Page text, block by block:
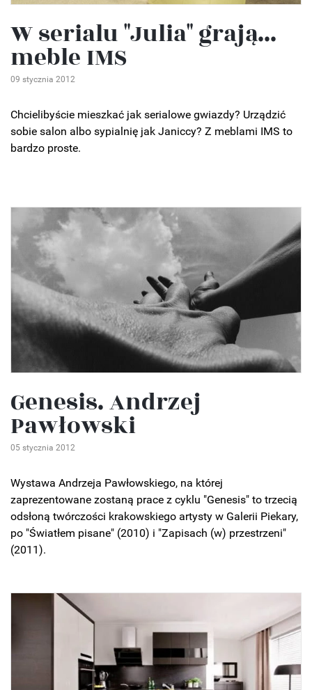
W serialu "Julia" grają...
meble IMS
09 stycznia 2012
Chcielibyście mieszkać jak serialowe gwiazdy? Urządzić
sobie salon albo sypialnię jak Janiccy? Z meblami IMS to
bardzo proste.
Genesis. Andrzej
Pawłowski
05 stycznia 2012
Wystawa Andrzeja Pawłowskiego, na której
zaprezentowane zostaną prace z cyklu "Genesis" to trzecią
odsłoną twórczości krakowskiego artysty w Galerii Piekary,
po "Światłem pisane" (2010) i "Zapisach (w) przestrzeni"
(2011).